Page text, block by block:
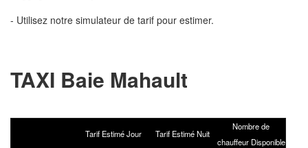
- Utilisez notre simulateur de tarif pour estimer.
TAXI Baie Mahault
Tarif Estimé Jour Tarif Estimé Nuit
Nombre de
chauffeur Disponible